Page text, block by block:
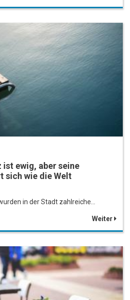
ist ewig, aber seine
sich wie die Welt
in der Stadt zahlreiche…
Weiter